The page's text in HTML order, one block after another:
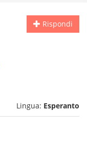
Rispondi
Lingua: Esperanto